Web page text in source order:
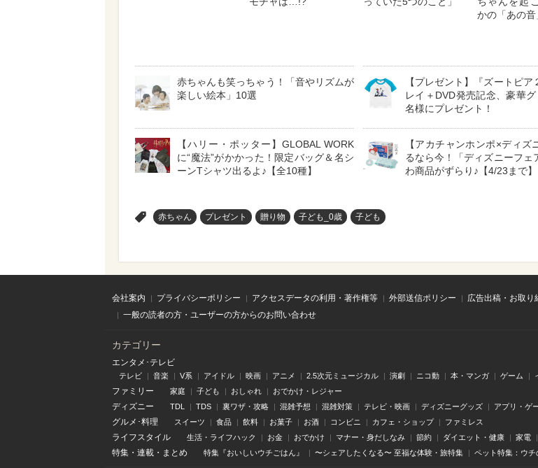
かの「あの音
赤ちゃんも笑っちゃう！「音やリズムが
楽しい絵本」10選
【プレゼント】『ズートピア
レイ＋DVD発売記念、豪華
名様にプレゼント！
【ハリー・ポッター】GLOBAL WORK
に“魔法”がかかった！限定バッグ＆名シ
ーンTシャツ出るよ♪【全10種】
【アカチャンホンポ×ディズ
るなら今！「ディズニーフェ
わ商品がずらり♪【4/23まで】
赤ちゃん プレゼント 贈り物 子ども_0歳 子ども
会社案内 プライバシーポリシー アクセスデータの利用・著作権等 外部送信ポリシー
広告出稿・お取り
一般の読者の方・ユーザーの方からのお問い合わせ
カテゴリー
エンタメ･テレビ
テレビ 音楽 V系 アイドル 映画 アニメ 2.5次元ミュージカル 演劇 ニコ動 本・マンガ ゲーム
ファミリー 家庭 子ども おしゃれ おでかけ・レジャー
ディズニー TDL TDS 裏ワザ・攻略 混雑予想 混雑対策 テレビ・映画 ディズニーグッズ アプリ・ゲ
グルメ･料理 スイーツ 食品 飲料 お菓子 お酒 コンビニ カフェ・ショップ ファミレス
ライフスタイル 生活・ライフハック お金 おでかけ マナー・身だしなみ 節約 ダイエット・健康 家電
特集 ・ 連載 ・ まとめ 特集『おいしいウチごはん』 〜シェアしたくなる〜 至福な体験・旅特集 ペット特集：ウチ